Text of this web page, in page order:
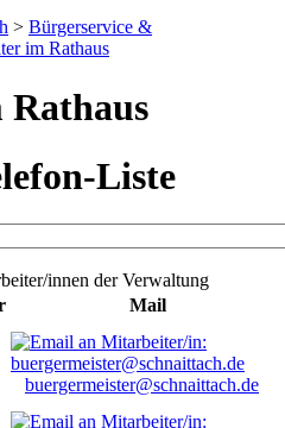
> Bürgerservice &
im Rathaus
Liste
innen der Verwaltung
Mail
buergermeister@schnaittach.de